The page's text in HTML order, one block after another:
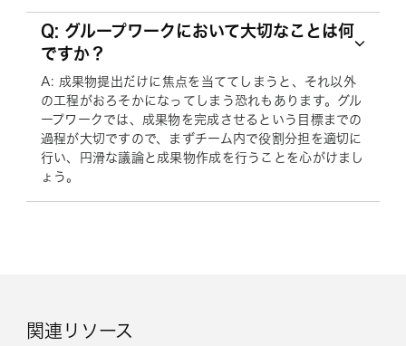
Q: グループワークにおいて大切なことは何
ですか？
A: 成果物提出だけに焦点を当ててしまうと、それ以外
の工程がおろそかになってしまう恐れもあります。グル
ープワークでは、成果物を完成させるという目標までの
過程が大切ですので、まずチーム内で役割分担を適切に
行い、円滑な議論と成果物作成を行うことを心がけまし
ょう。
関連リソース